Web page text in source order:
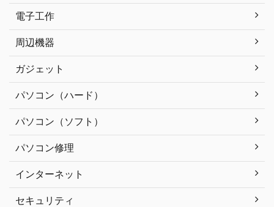
電子工作
周辺機器
ガジェット
パソコン（ハード）
パソコン（ソフト）
パソコン修理
インターネット
セキュリティ